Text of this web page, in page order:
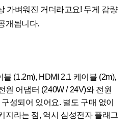
가벼워진 거더라고요! 무게 감량
개됩니다.
(1.2m), HDMI 2.1 케이블 (2m),
원 어댑터 (240W / 24V)와 전원
성되어 있어요. 별도 구매 없이
지라는 점, 역시 삼성전자 플래그